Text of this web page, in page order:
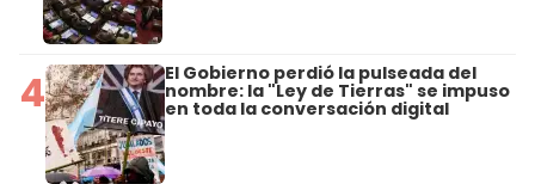
4 El Gobierno perdió la pulseada del
nombre: la "Ley de Tierras" se impuso
en toda la conversación digital